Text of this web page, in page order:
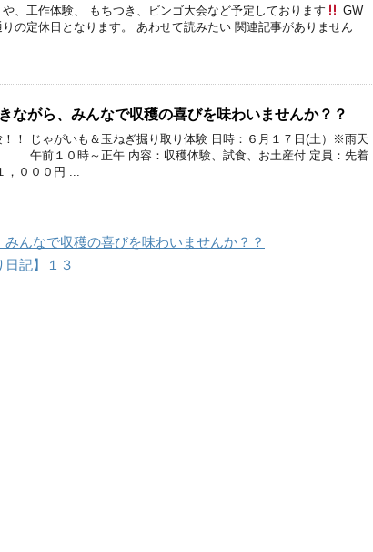
、工作体験、 もちつき、ビンゴ大会など予定しております
GW
の定休日となります。 あわせて読みたい 関連記事がありません
ながら、みんなで収穫の喜びを味わいませんか？？
！ じゃがいも＆玉ねぎ掘り取り体験 日時：６月１７日(土）※雨天
前１０時～正午 内容：収穫体験、試食、お土産付 定員：先着
，０００円 ...
んなで収穫の喜びを味わいませんか？？
日記】１３